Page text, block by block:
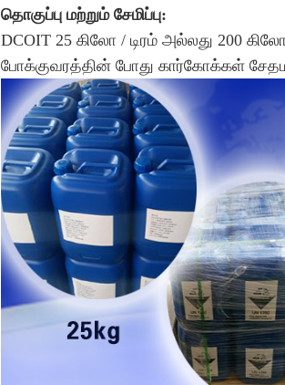
தொகுப்பு மற்றும் சேமிப்பு:
DCOIT 25 கிலோ / டிரம் அல்லது 200
போக்குவரத்தின் போது கார்கோக்கள்